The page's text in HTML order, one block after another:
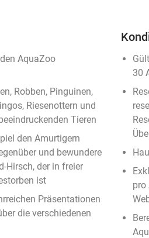
AquaZoo
Robben, Pinguinen,
Riesenottern und
Tieren
den Amurtigern
und bewundere
Hirsch, der in freier
ist
Präsentationen
die verschiedenen
30
pro